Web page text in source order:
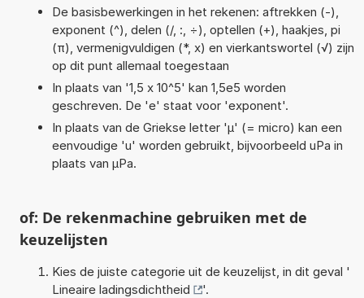
De basisbewerkingen in het rekenen: aftrekken (-),
exponent (^), delen (/, :, ÷), optellen (+), haakjes, pi
(π), vermenigvuldigen (*, x) en vierkantswortel (√) zijn
op dit punt allemaal toegestaan
In plaats van '1,5 x 10^5' kan 1,5e5 worden
geschreven. De 'e' staat voor 'exponent'.
In plaats van de Griekse letter 'µ' (= micro) kan een
eenvoudige 'u' worden gebruikt, bijvoorbeeld uPa in
plaats van µPa.
of: De rekenmachine gebruiken met de
keuzelijsten
Kies de juiste categorie uit de keuzelijst, in dit geval '
Lineaire ladingsdichtheid
'.